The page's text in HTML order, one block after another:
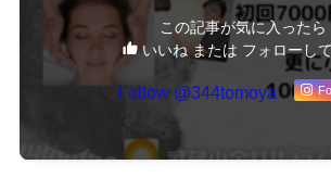
この記事が気に入ったら
いいね または フォローし
Follow @344tomoya